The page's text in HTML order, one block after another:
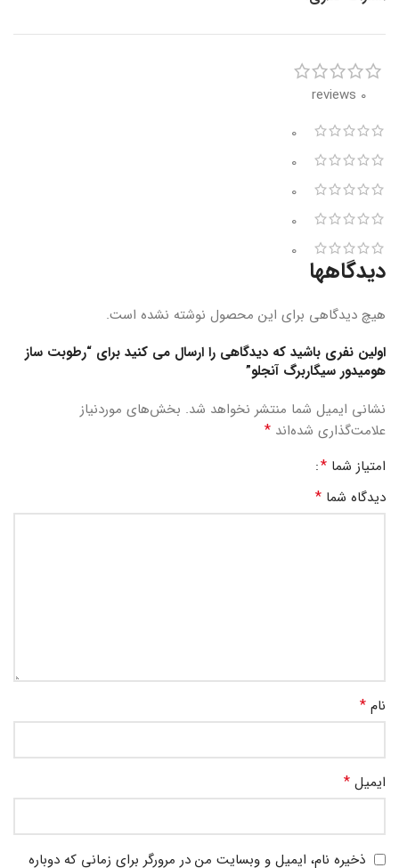
0 reviews
0
0
0
0
0
دیدگاهها
هیچ دیدگاهی برای این محصول نوشته نشده است.
اولین نفری باشید که دیدگاهی را ارسال می کنید برای “رطوبت ساز
هومیدور سیگاربرگ آنجلو”
نشانی ایمیل شما منتشر نخواهد شد. بخش‌های موردنیاز
علامت‌گذاری شده‌اند *
امتیاز شما *
دیدگاه شما *
نام *
ایمیل *
ذخیره نام، ایمیل و وبسایت من در مرورگر برای زمانی که دوباره